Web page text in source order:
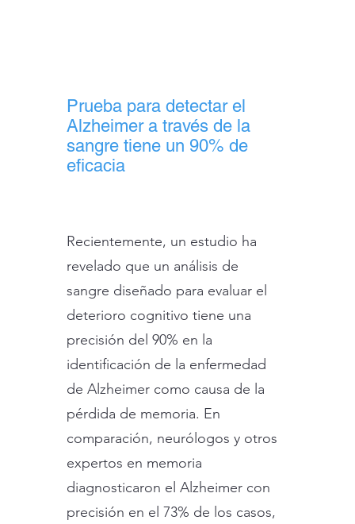
Prueba para detectar el
Alzheimer a través de la
sangre tiene un 90% de
eficacia
Recientemente, un estudio ha
revelado que un análisis de
sangre diseñado para evaluar el
deterioro cognitivo tiene una
precisión del 90% en la
identificación de la enfermedad
de Alzheimer como causa de la
pérdida de memoria. En
comparación, neurólogos y otros
expertos en memoria
diagnosticaron el Alzheimer con
precisión en el 73% de los casos,